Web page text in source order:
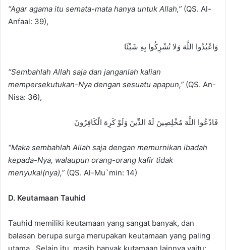
“Agar agama itu semata-mata hanya untuk Allah,” (QS. Al-
Anfaal: 39),
وَاعْبُدُوا اللَّهَ وَلا تُشْرِكُوا بِهِ شَيْئًا
“Sembahlah Allah saja dan janganlah kalian
mempersekutukan-Nya dengan sesuatu apapun,” (QS. An-
Nisa: 36),
فَادْعُوا اللَّهَ مُخْلِصِينَ لَهُ الدِّينَ وَلَوْ كَرِهَ الْكَافِرُونَ
“Maka sembahlah Allah saja dengan memurnikan ibadah
kepada-Nya, walaupun orang-orang kafir tidak
menyukai(nya),” (QS. Al-Mu`min: 14)
D. Keutamaan Tauhid
Tauhid memiliki keutamaan yang sangat banyak, dan
balasan berupa surga merupakan keutamaan yang paling